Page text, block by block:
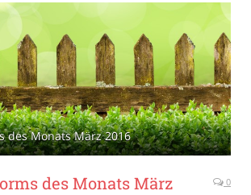
des Monats März 2016
des Monats März
0